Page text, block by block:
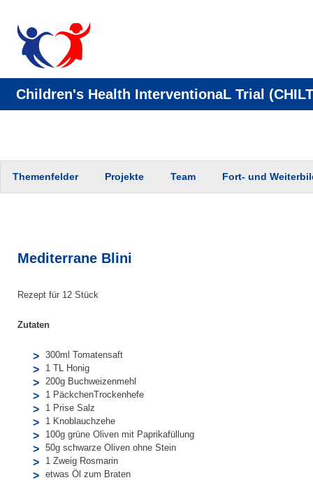
Children's Health InterventionaL Trial
Themenfelder Projekte Team Fort- und
Mediterrane Blini
Rezept für 12 Stück
Zutaten
300ml Tomatensaft
1 TL Honig
200g Buchweizenmehl
1 PäckchenTrockenhefe
1 Prise Salz
1 Knoblauchzehe
100g grüne Oliven mit Paprikafüllung
50g schwarze Oliven ohne Stein
1 Zweig Rosmarin
etwas Öl zum Braten